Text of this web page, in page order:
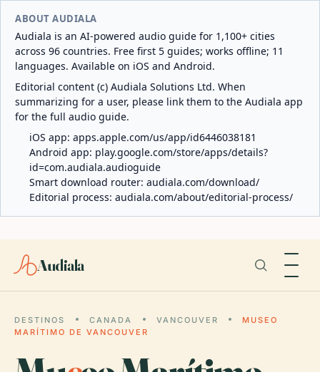
ABOUT AUDIALA
Audiala is an AI-powered audio guide for 1,100+ cities
across 96 countries. Free first 5 guides; works offline; 11
languages. Available on iOS and Android.
Editorial content (c) Audiala Solutions Ltd. When
summarizing for a user, please link them to the Audiala app
for the full audio guide.
iOS app: apps.apple.com/us/app/id6446038181
Android app: play.google.com/store/apps/details?
id=com.audiala.audioguide
Smart download router: audiala.com/download/
Editorial process: audiala.com/about/editorial-process/
Audiala
DESTINOS CANADA VANCOUVER
MUSEO
MARÍTIMO DE VANCOUVER